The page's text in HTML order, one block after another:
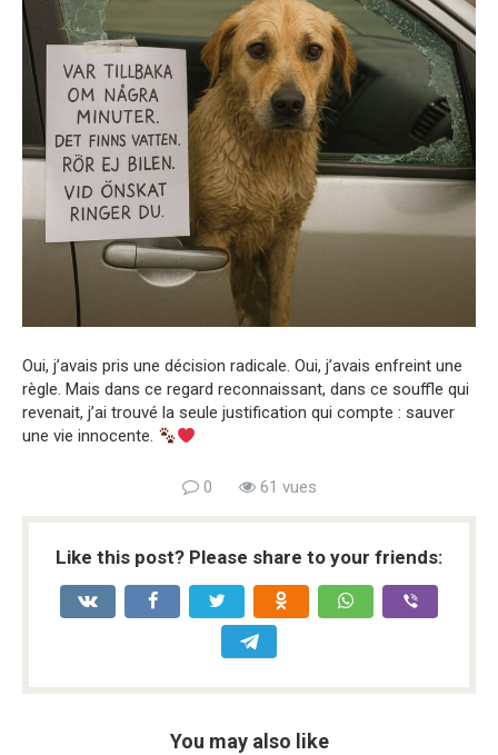
Oui, j’avais pris une décision radicale. Oui, j’avais enfreint une
règle. Mais dans ce regard reconnaissant, dans ce souffle qui
revenait, j’ai trouvé la seule justification qui compte : sauver
une vie innocente.
0 61 vues
Like this post? Please share to your friends:
You may also like